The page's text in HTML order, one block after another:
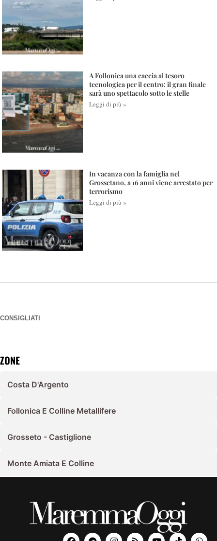
A Follonica una caccia al tesoro
tecnologica per il centro: il gran finale
sarà uno spettacolo sotto le stelle
Leggi di più »
In vacanza con la famiglia nel
Grossetano, a 16 anni viene arrestato per
terrorismo
Leggi di più »
CONSIGLIATI
ZONE
Costa D'Argento
Follonica E Colline Metallifere
Grosseto - Castiglione
Monte Amiata E Colline